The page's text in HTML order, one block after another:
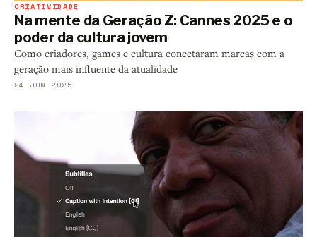
CRIATIVIDADE
Na mente da Geração Z: Cannes 2025 e o
poder da cultura jovem
Como criadores, games e cultura conectaram marcas com a
geração mais influente da atualidade
24 JUN 2025